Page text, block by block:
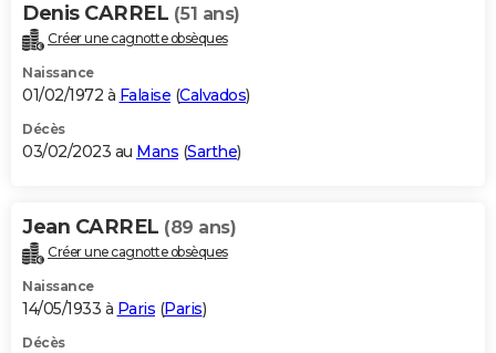
Denis CARREL (51 ans)
Créer une cagnotte obsèques
Naissance
01/02/1972 à Falaise (Calvados)
Décès
03/02/2023 au Mans (Sarthe)
Jean CARREL (89 ans)
Créer une cagnotte obsèques
Naissance
14/05/1933 à Paris (Paris)
Décès